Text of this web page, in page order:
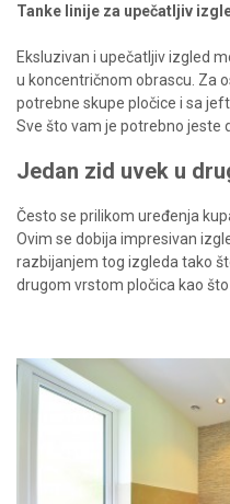
Tanke linije za upečatljiv
Eksluzivan i upečatljiv izgled
u koncentričnom obrascu. Za
potrebne skupe pločice i sa
Sve što vam je potrebno jeste
Jedan zid uvek u
Često se prilikom uređenja
Ovim se dobija impresivan
razbijanjem tog izgleda tako
drugom vrstom pločica kao